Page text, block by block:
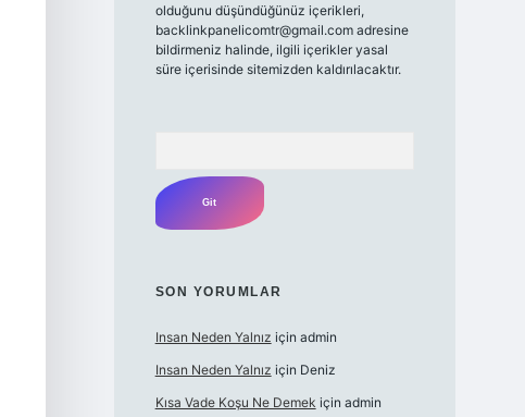
olduğunu düşündüğünüz içerikleri,
backlinkpanelicomtr@gmail.comadresine
bildirmeniz halinde, ilgili içerikler yasal
süre içerisinde sitemizden kaldırılacaktır.
SON YORUMLAR
Insan Neden Yalnız için admin
Insan Neden Yalnız için Deniz
Kısa Vade Koşu Ne Demek için admin